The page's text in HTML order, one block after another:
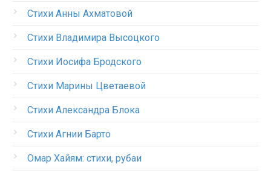
Стихи Анны Ахматовой
Стихи Владимира Высоцкого
Стихи Иосифа Бродского
Стихи Марины Цветаевой
Стихи Александра Блока
Стихи Агнии Барто
Омар Хайям: стихи, рубаи